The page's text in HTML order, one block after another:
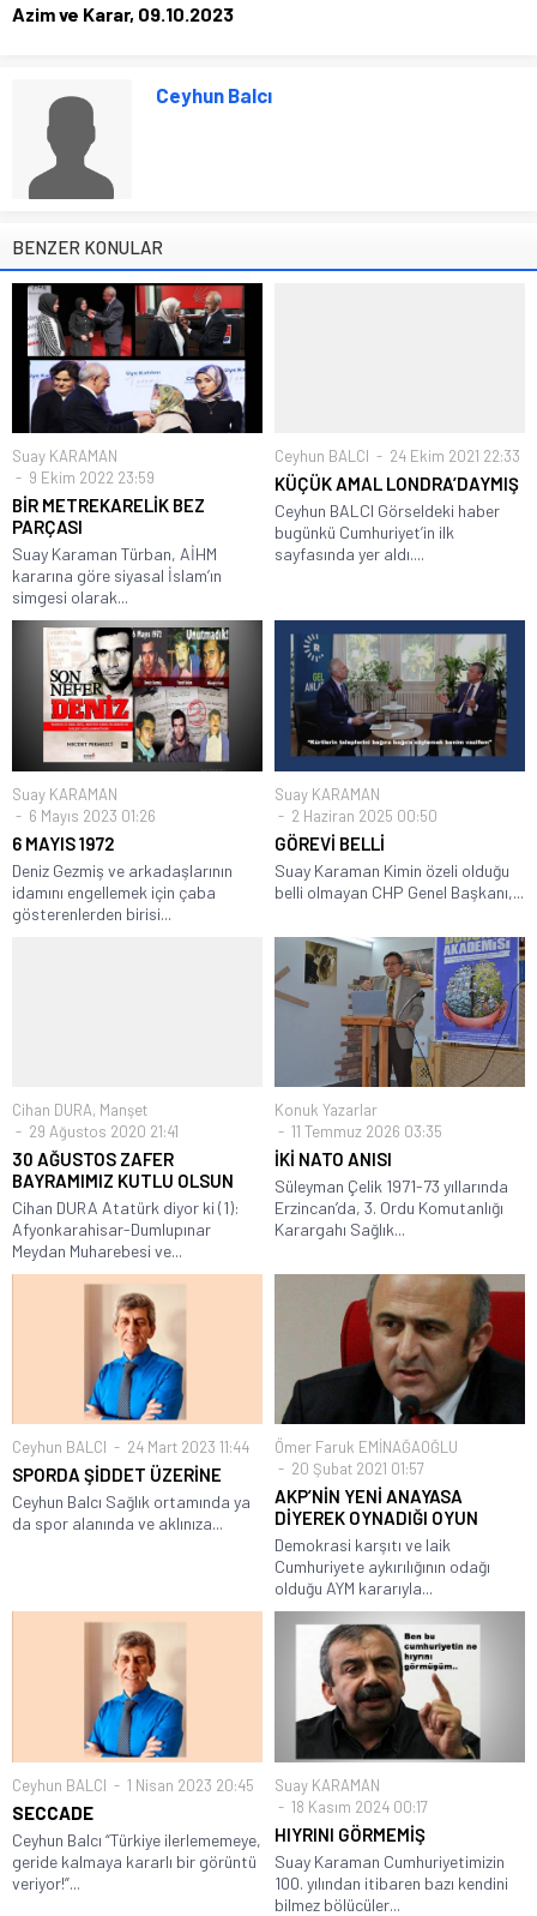
Azim ve Karar, 09.10.2023
Ceyhun Balcı
BENZER KONULAR
Suay KARAMAN
9 Ekim 2022 23:59
BİR METREKARELİK BEZ
PARÇASI
Suay Karaman Türban, AİHM
kararına göre siyasal İslam’ın
simgesi olarak...
Ceyhun BALCI 24 Ekim 2021 22:33
KÜÇÜK AMAL LONDRA’DAYMIŞ
Ceyhun BALCI Görseldeki haber
bugünkü Cumhuriyet’in ilk
sayfasında yer aldı....
Suay KARAMAN
6 Mayıs 2023 01:26
6 MAYIS 1972
Deniz Gezmiş ve arkadaşlarının
idamını engellemek için çaba
gösterenlerden birisi...
Suay KARAMAN
2 Haziran 2025 00:50
GÖREVİ BELLİ
Suay Karaman Kimin özeli olduğu
belli olmayan CHP Genel Başkanı,...
Cihan DURA, Manşet
29 Ağustos 2020 21:41
30 AĞUSTOS ZAFER
BAYRAMIMIZ KUTLU OLSUN
Cihan DURA Atatürk diyor ki (1):
Afyonkarahisar-Dumlupınar
Meydan Muharebesi ve...
Konuk Yazarlar
11 Temmuz 2026 03:35
İKİ NATO ANISI
Süleyman Çelik 1971-73 yıllarında
Erzincan’da, 3. Ordu Komutanlığı
Karargahı Sağlık...
Ceyhun BALCI 24 Mart 2023 11:44
SPORDA ŞİDDET ÜZERİNE
Ceyhun Balcı Sağlık ortamında ya
da spor alanında ve aklınıza...
Ömer Faruk EMİNAĞAOĞLU
20 Şubat 2021 01:57
AKP’NİN YENİ ANAYASA
DİYEREK OYNADIĞI OYUN
Demokrasi karşıtı ve laik
Cumhuriyete aykırılığının odağı
olduğu AYM kararıyla...
Ceyhun BALCI 1 Nisan 2023 20:45
SECCADE
Ceyhun Balcı “Türkiye ilerlememeye,
geride kalmaya kararlı bir görüntü
veriyor!”...
Suay KARAMAN
18 Kasım 2024 00:17
HIYRINI GÖRMEMİŞ
Suay Karaman Cumhuriyetimizin
100. yılından itibaren bazı kendini
bilmez bölücüler...